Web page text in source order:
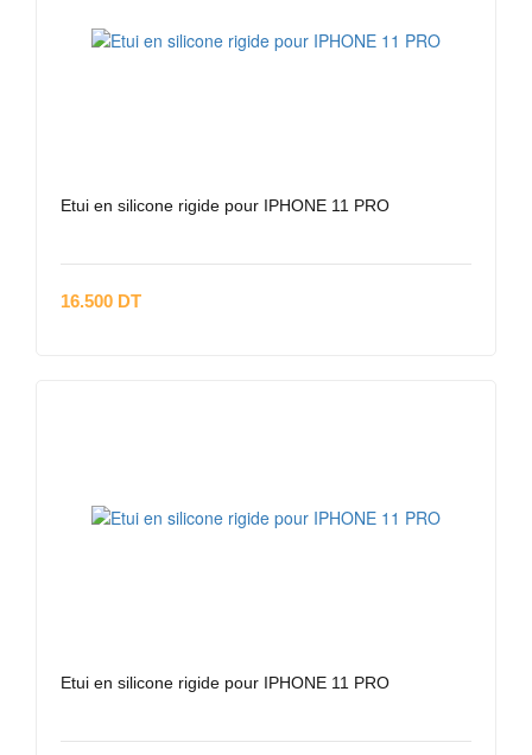
Etui en silicone rigide pour IPHONE 11 PRO
16.500 DT
Etui en silicone rigide pour IPHONE 11 PRO